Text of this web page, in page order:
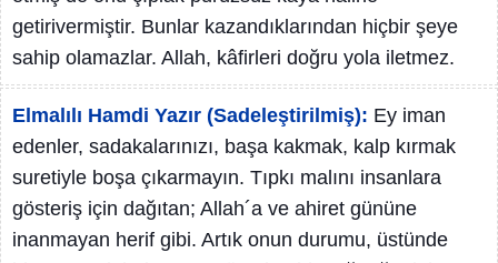
getirivermiştir. Bunlar kazandıklarından hiçbir şeye
sahip olamazlar. Allah, kâfirleri doğru yola iletmez.
Elmalılı Hamdi Yazır (Sadeleştirilmiş): Ey iman
edenler, sadakalarınızı, başa kakmak, kalp kırmak
suretiyle boşa çıkarmayın. Tıpkı malını insanlara
gösteriş için dağıtan; Allah´a ve ahiret gününe
inanmayan herif gibi. Artık onun durumu, üstünde